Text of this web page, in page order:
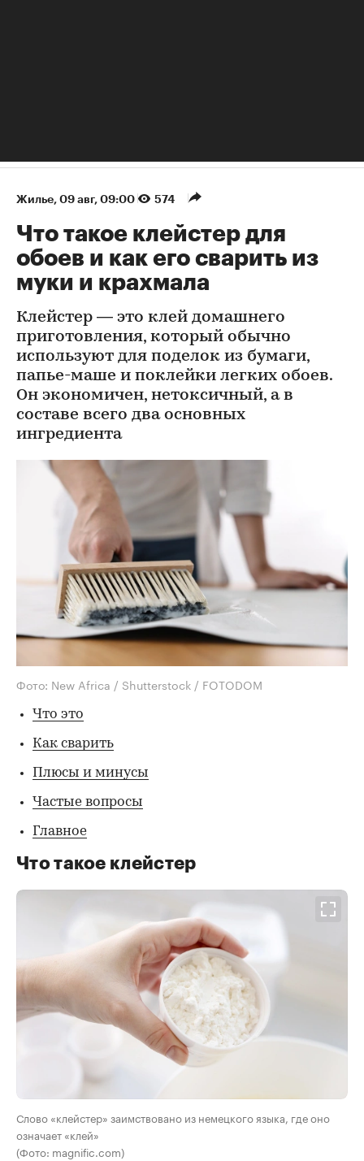
Жилье 09 авг, 09:00 574
Что такое клейстер для
обоев и как его сварить из
муки и крахмала
Клейстер — это клей домашнего
приготовления, который обычно
используют для поделок из бумаги,
папье-маше и поклейки легких обоев.
Он экономичен, нетоксичный, а в
составе всего два основных
ингредиента
Фото: New Africa / Shutterstock / FOTODOM
Что это
Как сварить
Плюсы и минусы
Частые вопросы
Главное
Что такое клейстер
Слово «клейстер» заимствовано из немецкого языка, где оно
означает «клей»
(Фото: magnific.com)